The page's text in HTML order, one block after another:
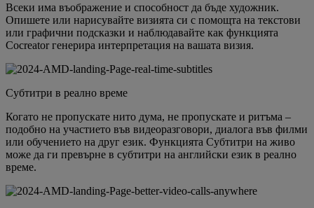
Всеки има въображение и способност да бъде художник.
Опишете или нарисувайте визията си с помощта на текстови
или графични подсказки и наблюдавайте как функцията
Cocreator генерира интерпретация на вашата визия.
Субтитри в реално време
Когато не пропускате нито дума, не пропускате и ритъма –
подобно на участието във видеоразговори, диалога във филми
или обучението на друг език. Функцията Субтитри на живо
може да ги превърне в субтитри на английски език в реално
време.